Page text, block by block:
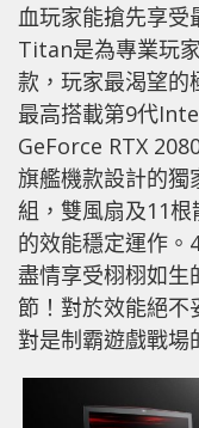
血玩家能搶先享
Titan是為專業玩
款，玩家最渴望
最高搭載第9代
GeForce RTX
旗艦機款設計的
組，雙風扇及11
的效能穩定運作。
盡情享受栩栩如生
節！對於效能絕
對是制霸遊戲戰場